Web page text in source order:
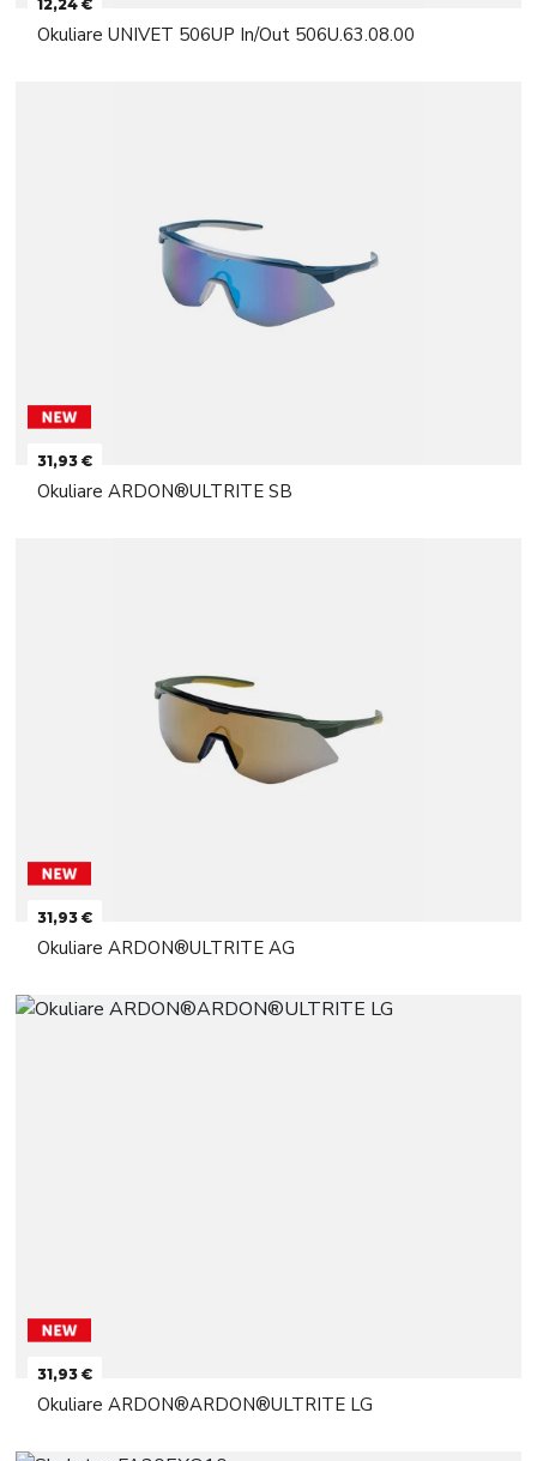
12,24 €
Okuliare UNIVET 506UP In/Out 506U.63.08.00
31,93 €
Okuliare ARDON®ULTRITE SB
31,93 €
Okuliare ARDON®ULTRITE AG
31,93 €
Okuliare ARDON®ARDON®ULTRITE LG